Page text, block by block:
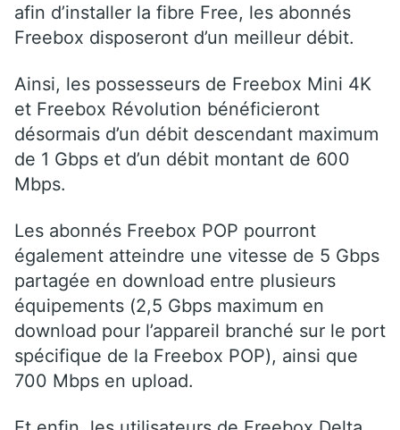
afin d’installer la fibre Free, les abonnés
Freebox disposeront d’un meilleur débit.
Ainsi, les possesseurs de Freebox Mini 4K
et Freebox Révolution bénéficieront
désormais d’un débit descendant maximum
de 1 Gbps et d’un débit montant de 600
Mbps.
Les abonnés Freebox POP pourront
également atteindre une vitesse de 5 Gbps
partagée en download entre plusieurs
équipements (2,5 Gbps maximum en
download pour l’appareil branché sur le port
spécifique de la Freebox POP), ainsi que
700 Mbps en upload.